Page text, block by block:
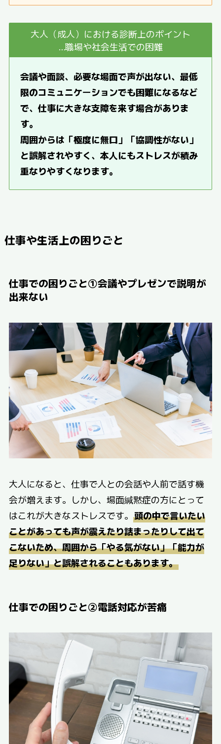
大人（成人）における診断上のポイント
…職場や社会生活での困難
会議や面談、必要な場面で声が出ない、最低
限のコミュニケーションでも困難になるなど
で、仕事に大きな支障を来す場合がありま
す。
周囲からは「極度に無口」「協調性がない」
と誤解されやすく、本人にもストレスが積み
重なりやすくなります。
仕事や生活上の困りごと
仕事での困りごと①会議やプレゼンで説明が
出来ない
大人になると、仕事で人との会話や人前で話す機
会が増えます。しかし、場面緘黙症の方にとって
はこれが大きなストレスです。 頭の中で言いたい
ことがあっても声が震えたり詰まったりして出て
こないため、周囲から「やる気がない」「能力が
足りない」と誤解されることもあります。
仕事での困りごと②電話対応が苦痛